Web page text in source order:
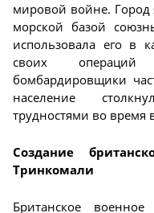
мировой войне. Город
морской базой
использовала его в
своих
бомбардировщики
население
трудностями во время
Создание
Тринкомали
Британское